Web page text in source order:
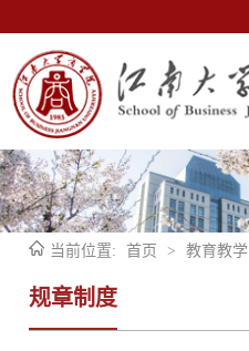
当前位置: 首页 > 教育教学
规章制度